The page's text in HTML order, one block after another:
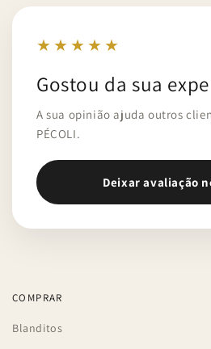
★★★★★
Gostou da sua
A sua opinião ajuda outros
PÉCOLI.
Deixar avaliação
COMPRAR
Blanditos